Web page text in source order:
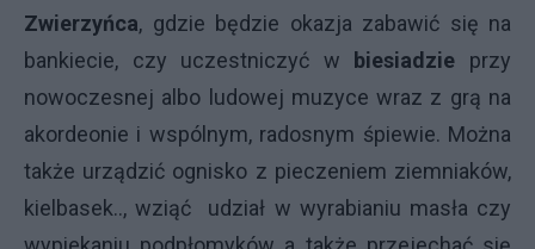
Zwierzyńca, gdzie będzie okazja zabawić się na
bankiecie, czy uczestniczyć w biesiadzie przy
nowoczesnej albo ludowej muzyce wraz z grą na
akordeonie i wspólnym, radosnym śpiewie. Można
także urządzić ognisko z pieczeniem ziemniaków,
kielbasek.., wziąć udział w wyrabianiu masła czy